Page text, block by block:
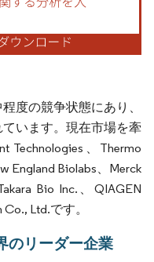
度の競争状態にあり、
います。現在市場を牽
、Thermo
England Biolabs、Merck
Bio Inc.、QIAGEN
Ltd.です。
のリーダー企業